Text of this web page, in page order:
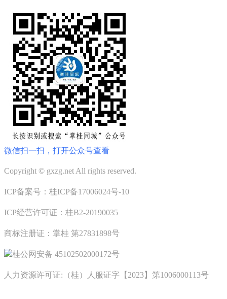
微信扫一扫，打开公众号查看
Copyright © gxzg.net All rights reserved.
ICP备案号：桂ICP备17006024号-10
ICP经营许可证：桂B2-20190035
商标注册证：掌桂 第27831898号
桂公网安备 45102502000172号
人力资源许可证:（桂）人服证字【2023】第1006000113号